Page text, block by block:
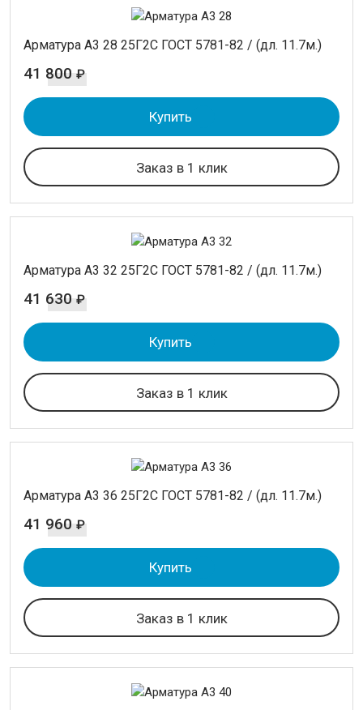
Арматура А3 28 25Г2С ГОСТ 5781-82 / (дл. 11.7м.)
41 800 ₽
Купить
Заказ в 1 клик
Арматура А3 32 25Г2С ГОСТ 5781-82 / (дл. 11.7м.)
41 630 ₽
Купить
Заказ в 1 клик
Арматура А3 36 25Г2С ГОСТ 5781-82 / (дл. 11.7м.)
41 960 ₽
Купить
Заказ в 1 клик